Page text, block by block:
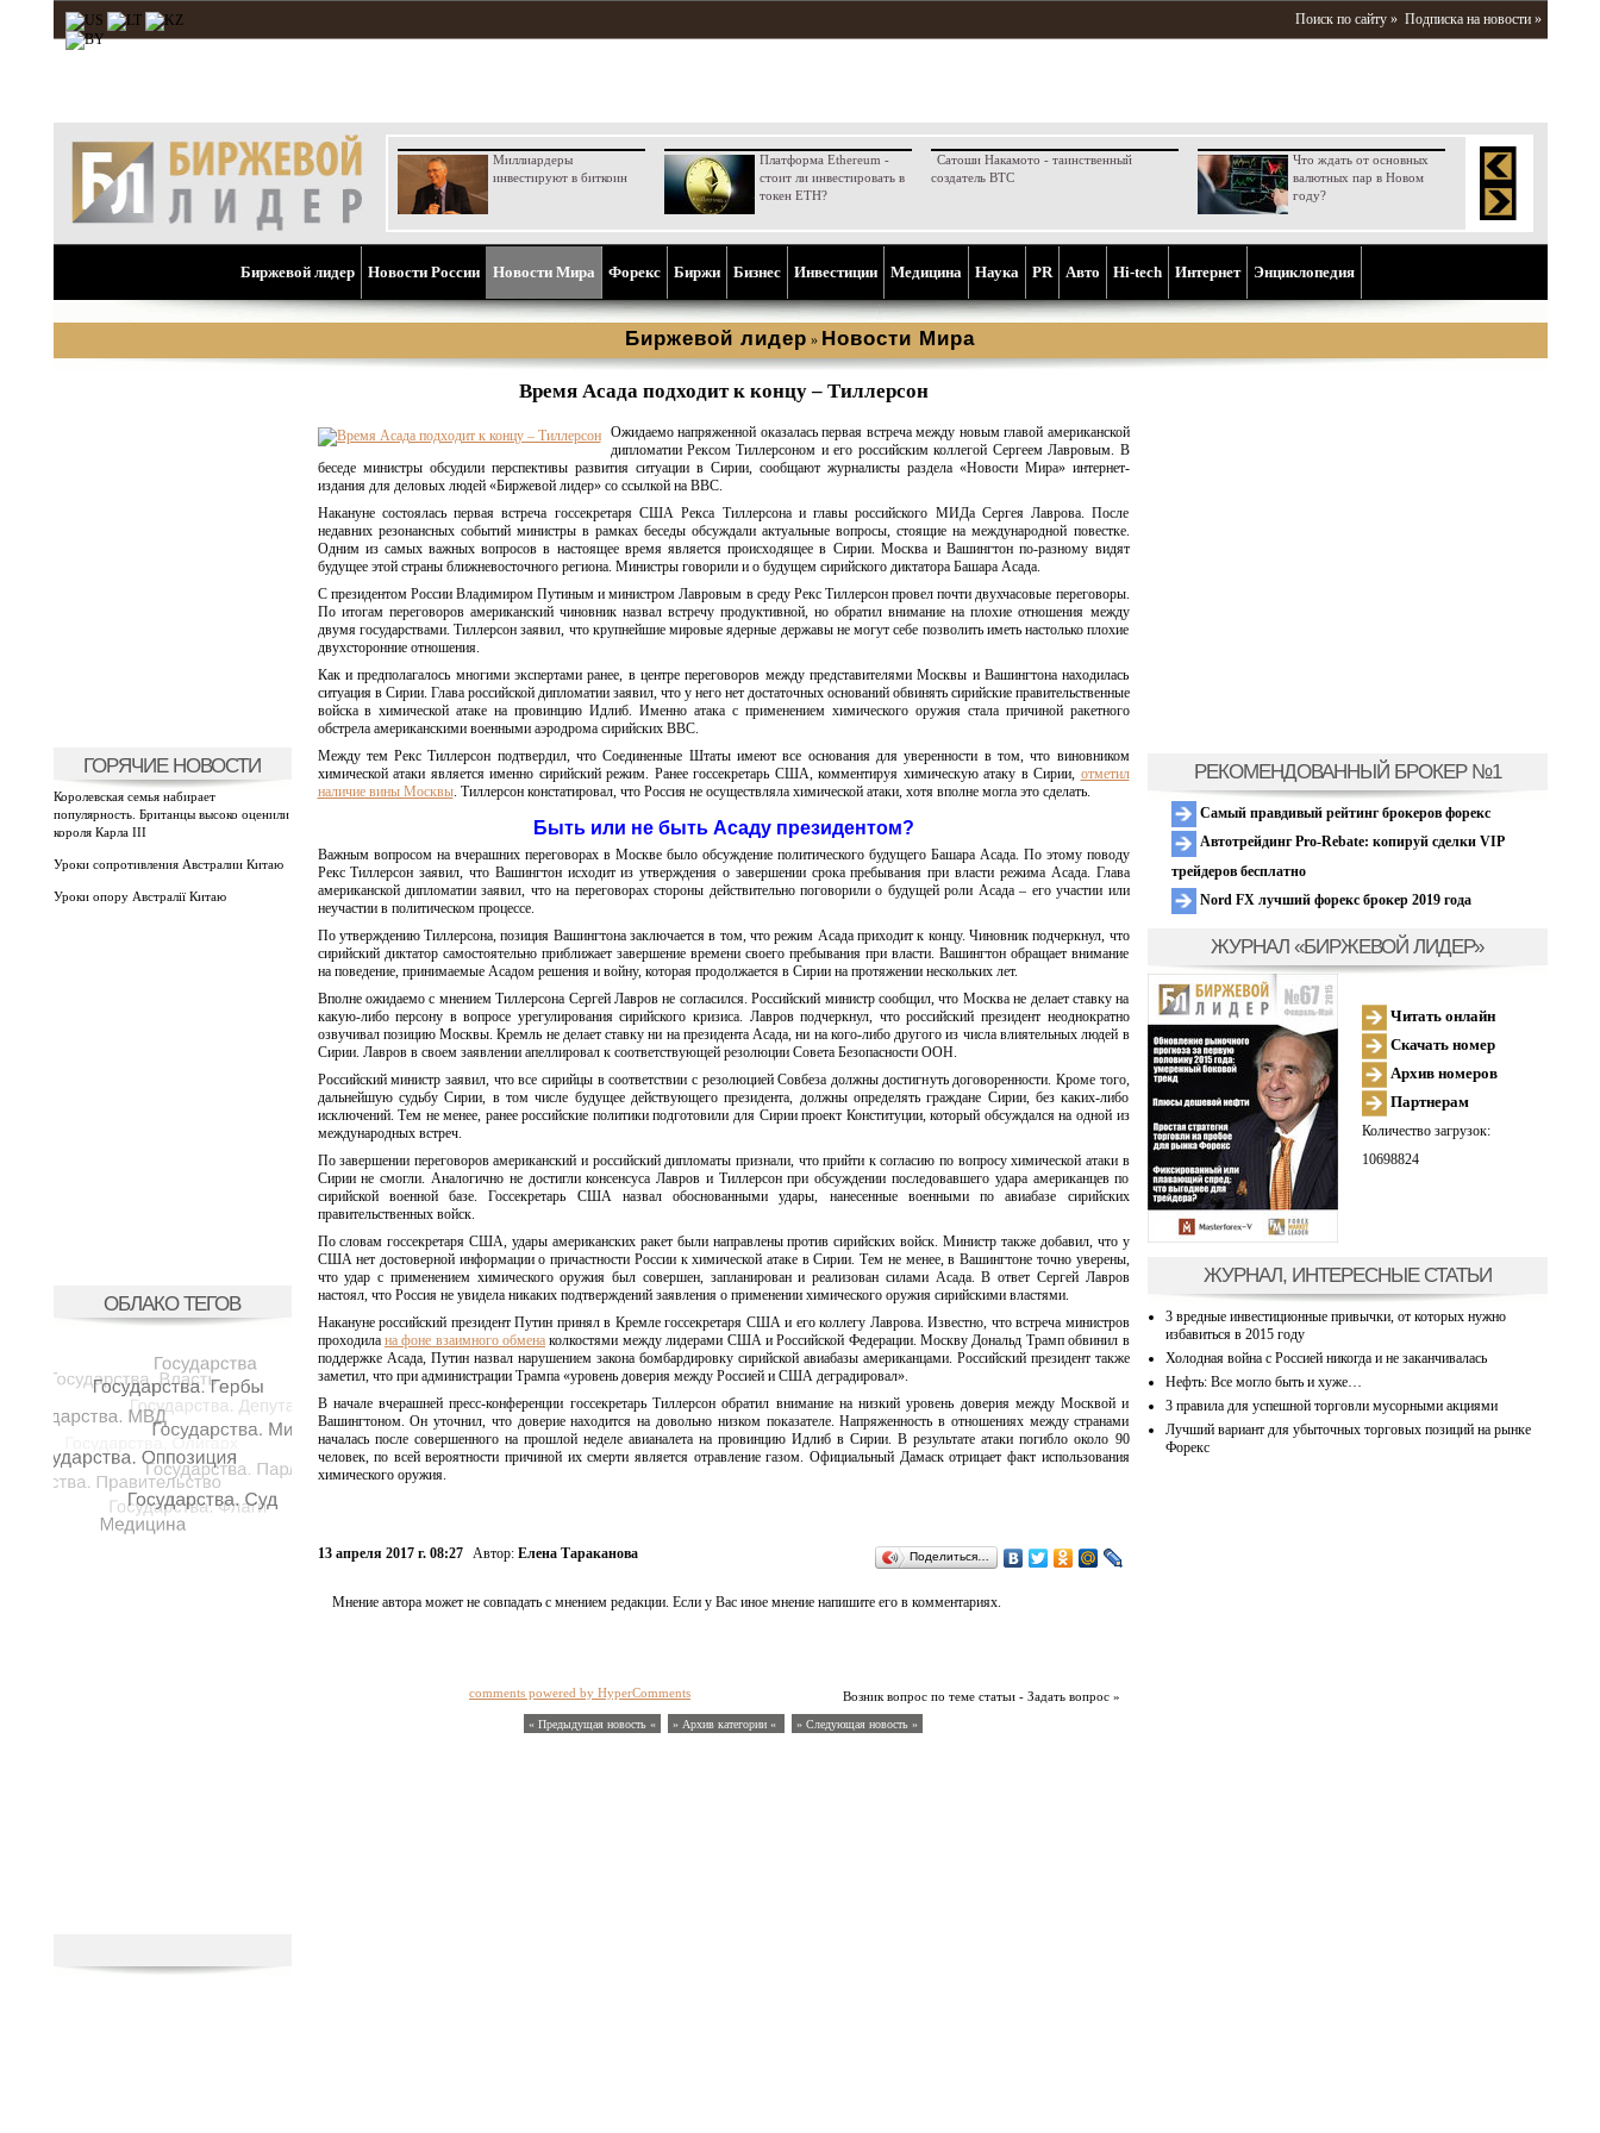
Поиск по сайту » Подписка на новости »
Миллиардеры
инвестируют в биткоин
Платформа Ethereum -
стоит ли инвестировать в
токен ETH?
Сатоши Накамото - таинственный
создатель BTC
Что ждать от основных
валютных пар в Новом
году?
Биржевой лидер Новости России Новости Мира Форекс Биржи Бизнес Инвестиции Медицина Наука PR Aвто Hi-tech Интернет Энциклопедия
Биржевой лидер » Новости Мира
ГОРЯЧИЕ НОВОСТИ
Королевская семья набирает
популярность. Британцы высоко оценили
короля Карла III
Уроки сопротивления Австралии Китаю
Уроки опору Австралії Китаю
ОБЛАКО ТЕГОВ
Время Асада подходит к концу – Тиллерсон
Ожидаемо напряженной оказалась первая встреча между новым главой американской
дипломатии Рексом Тиллерсоном и его российским коллегой Сергеем Лавровым. В
беседе министры обсудили перспективы развития ситуации в Сирии, сообщают журналисты раздела «Новости Мира» интернет-
издания для деловых людей «Биржевой лидер» со ссылкой на ВВС.
Накануне состоялась первая встреча госсекретаря США Рекса Тиллерсона и главы российского МИДа Сергея Лаврова. После
недавних резонансных событий министры в рамках беседы обсуждали актуальные вопросы, стоящие на международной повестке.
Одним из самых важных вопросов в настоящее время является происходящее в Сирии. Москва и Вашингтон по-разному видят
будущее этой страны ближневосточного региона. Министры говорили и о будущем сирийского диктатора Башара Асада.
С президентом России Владимиром Путиным и министром Лавровым в среду Рекс Тиллерсон провел почти двухчасовые переговоры.
По итогам переговоров американский чиновник назвал встречу продуктивной, но обратил внимание на плохие отношения между
двумя государствами. Тиллерсон заявил, что крупнейшие мировые ядерные державы не могут себе позволить иметь настолько плохие
двухсторонние отношения.
Как и предполагалось многими экспертами ранее, в центре переговоров между представителями Москвы и Вашингтона находилась
ситуация в Сирии. Глава российской дипломатии заявил, что у него нет достаточных оснований обвинять сирийские правительственные
войска в химической атаке на провинцию Идлиб. Именно атака с применением химического оружия стала причиной ракетного
обстрела американскими военными аэродрома сирийских ВВС.
Между тем Рекс Тиллерсон подтвердил, что Соединенные Штаты имеют все основания для уверенности в том, что виновником
химической атаки является именно сирийский режим. Ранее госсекретарь США, комментируя химическую атаку в Сирии, отметил
наличие вины Москвы. Тиллерсон констатировал, что Россия не осуществляла химической атаки, хотя вполне могла это сделать.
Быть или не быть Асаду президентом?
Важным вопросом на вчерашних переговорах в Москве было обсуждение политического будущего Башара Асада. По этому поводу
Рекс Тиллерсон заявил, что Вашингтон исходит из утверждения о завершении срока пребывания при власти режима Асада. Глава
американской дипломатии заявил, что на переговорах стороны действительно поговорили о будущей роли Асада – его участии или
неучастии в политическом процессе.
По утверждению Тиллерсона, позиция Вашингтона заключается в том, что режим Асада приходит к концу. Чиновник подчеркнул, что
сирийский диктатор самостоятельно приближает завершение времени своего пребывания при власти. Вашингтон обращает внимание
на поведение, принимаемые Асадом решения и войну, которая продолжается в Сирии на протяжении нескольких лет.
Вполне ожидаемо с мнением Тиллерсона Сергей Лавров не согласился. Российский министр сообщил, что Москва не делает ставку на
какую-либо персону в вопросе урегулирования сирийского кризиса. Лавров подчеркнул, что российский президент неоднократно
озвучивал позицию Москвы. Кремль не делает ставку ни на президента Асада, ни на кого-либо другого из числа влиятельных людей в
Сирии. Лавров в своем заявлении апеллировал к соответствующей резолюции Совета Безопасности ООН.
Российский министр заявил, что все сирийцы в соответствии с резолюцией Совбеза должны достигнуть договоренности. Кроме того,
дальнейшую судьбу Сирии, в том числе будущее действующего президента, должны определять граждане Сирии, без каких-либо
исключений. Тем не менее, ранее российские политики подготовили для Сирии проект Конституции, который обсуждался на одной из
международных встреч.
По завершении переговоров американский и российский дипломаты признали, что прийти к согласию по вопросу химической атаки в
Сирии не смогли. Аналогично не достигли консенсуса Лавров и Тиллерсон при обсуждении последовавшего удара американцев по
сирийской военной базе. Госсекретарь США назвал обоснованными удары, нанесенные военными по авиабазе сирийских
правительственных войск.
По словам госсекретаря США, удары американских ракет были направлены против сирийских войск. Министр также добавил, что у
США нет достоверной информации о причастности России к химической атаке в Сирии. Тем не менее, в Вашингтоне точно уверены,
что удар с применением химического оружия был совершен, запланирован и реализован силами Асада. В ответ Сергей Лавров
настоял, что Россия не увидела никаких подтверждений заявления о применении химического оружия сирийскими властями.
Накануне российский президент Путин принял в Кремле госсекретаря США и его коллегу Лаврова. Известно, что встреча министров
проходила на фоне взаимного обмена колкостями между лидерами США и Российской Федерации. Москву Дональд Трамп обвинил в
поддержке Асада, Путин назвал нарушением закона бомбардировку сирийской авиабазы американцами. Российский президент также
заметил, что при администрации Трампа «уровень доверия между Россией и США деградировал».
В начале вчерашней пресс-конференции госсекретарь Тиллерсон обратил внимание на низкий уровень доверия между Москвой и
Вашингтоном. Он уточнил, что доверие находится на довольно низком показателе. Напряженность в отношениях между странами
началась после совершенного на прошлой неделе авианалета на провинцию Идлиб в Сирии. В результате атаки погибло около 90
человек, по всей вероятности причиной их смерти является отравление газом. Официальный Дамаск отрицает факт использования
химического оружия.
13 апреля 2017 г. 08:27 Автор: Елена Тараканова Поделиться…
Мнение автора может не совпадать с мнением редакции. Если у Вас иное мнение напишите его в комментариях.
Возник вопрос по теме статьи - Задать вопрос »
comments powered by HyperComments
« Предыдущая новость « » Архив категории « » Следующая новость »
РЕКОМЕНДОВАННЫЙ БРОКЕР №1
Самый правдивый рейтинг брокеров форекс
Автотрейдинг Pro-Rebate: копируй сделки VIP
трейдеров бесплатно
Nord FX лучший форекс брокер 2019 года
ЖУРНАЛ «БИРЖЕВОЙ ЛИДЕР»
Читать онлайн
Скачать номер
Архив номеров
Партнерам
Количество загрузок:
10698824
ЖУРНАЛ, ИНТЕРЕСНЫЕ СТАТЬИ
3 вредные инвестиционные привычки, от которых нужно
избавиться в 2015 году
Холодная война с Россией никогда и не заканчивалась
Нефть: Все могло быть и хуже…
3 правила для успешной торговли мусорными акциями
Лучший вариант для убыточных торговых позиций на рынке
Форекс